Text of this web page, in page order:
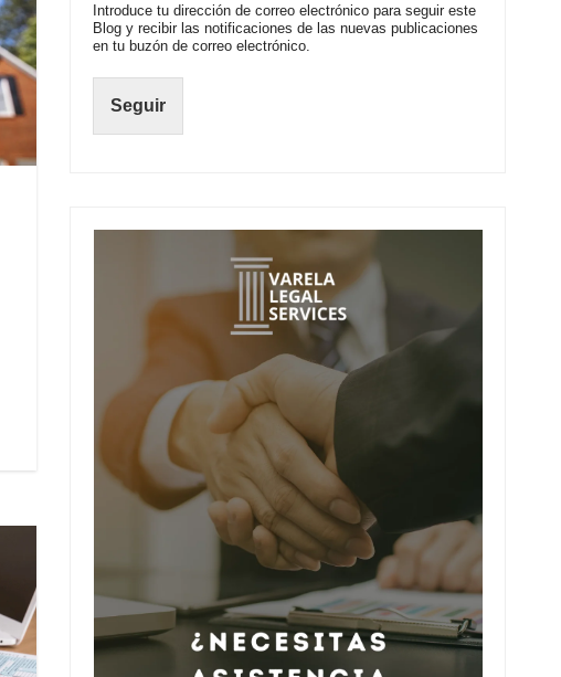
Introduce tu dirección de correo electrónico para seguir este
Blog y recibir las notificaciones de las nuevas publicaciones
en tu buzón de correo electrónico.
Seguir